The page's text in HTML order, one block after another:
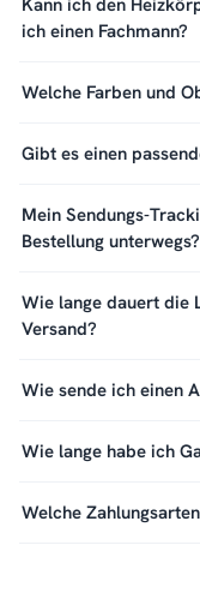
Kann ich den
ich einen Fachmann?
Welche Farben und
Gibt es einen
Mein Sendungs-
Bestellung unterwegs?
Wie lange dauert die
Versand?
Wie sende ich einen
Wie lange habe ich
Welche